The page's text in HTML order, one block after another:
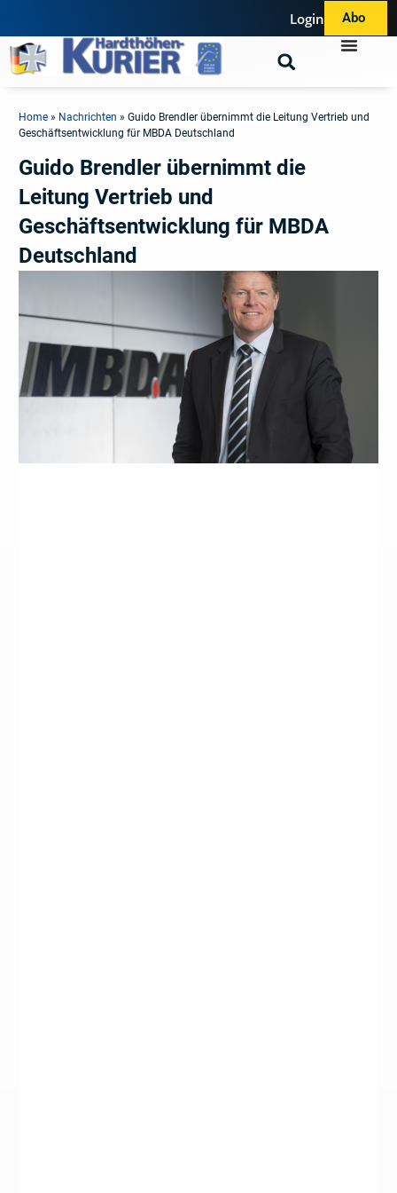
Login Abo
Home » Nachrichten »Guido Brendler übernimmt die Leitung Vertrieb und
Geschäftsentwicklung für MBDA Deutschland
Guido Brendler übernimmt die
Leitung Vertrieb und
Geschäftsentwicklung für MBDA
Deutschland